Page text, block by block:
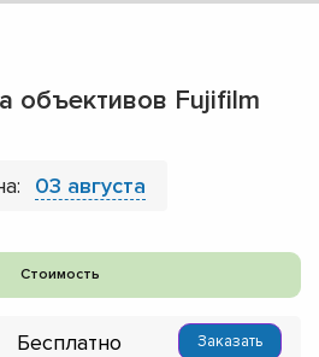
объективов Fujifilm
03 августа
Стоимость
Бесплатно Заказать